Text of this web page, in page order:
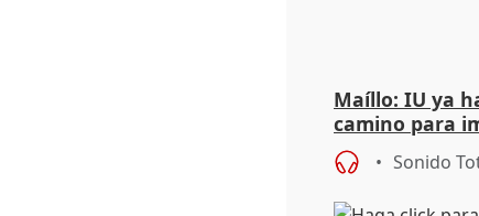
Maíllo: IU ya
camino para
unitarios para
Sonido